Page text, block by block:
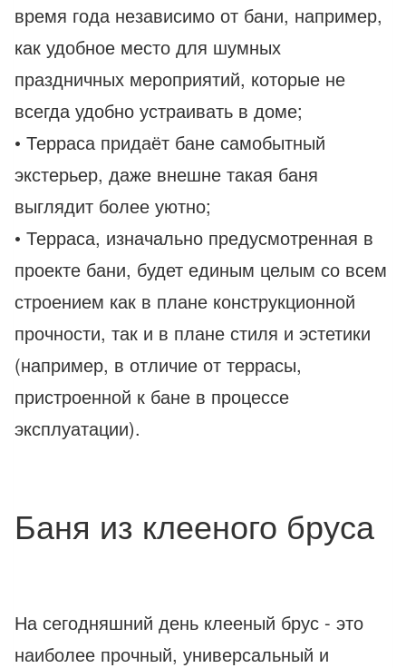
время года независимо от бани, например,
как удобное место для шумных
праздничных мероприятий, которые не
всегда удобно устраивать в доме;
• Терраса придаёт бане самобытный
экстерьер, даже внешне такая баня
выглядит более уютно;
• Терраса, изначально предусмотренная в
проекте бани, будет единым целым со всем
строением как в плане конструкционной
прочности, так и в плане стиля и эстетики
(например, в отличие от террасы,
пристроенной к бане в процессе
эксплуатации).
Баня из клееного бруса
На сегодняшний день клееный брус - это
наиболее прочный, универсальный и